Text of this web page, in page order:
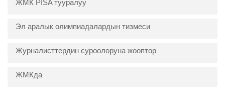
ЖМК PISA тууралуу
Эл аралык олимпиадалардын тизмеси
Журналисттердин суроолоруна жооптор
ЖМКда